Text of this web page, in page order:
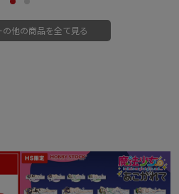
他の商品を全て見る